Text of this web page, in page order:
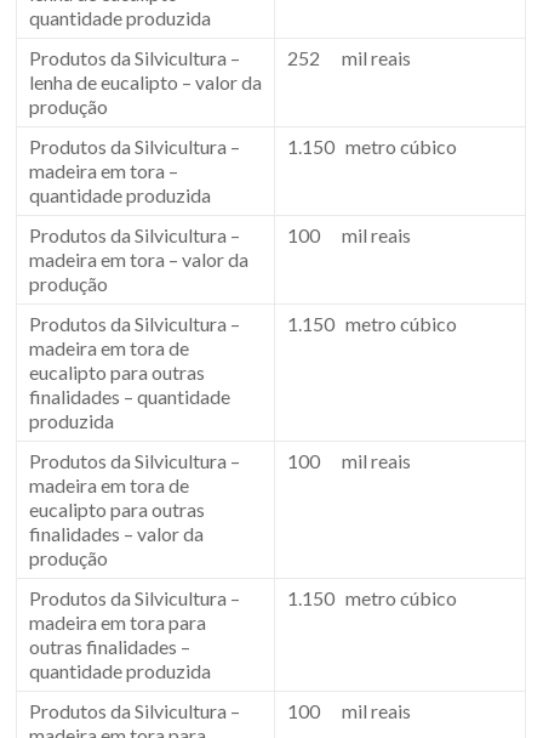
quantidade produzida
Produtos da Silvicultura –
lenha de eucalipto – valor da
produção
252 mil reais
Produtos da Silvicultura –
madeira em tora –
quantidade produzida
1.150 metro cúbico
Produtos da Silvicultura –
madeira em tora – valor da
produção
100 mil reais
Produtos da Silvicultura –
madeira em tora de
eucalipto para outras
finalidades – quantidade
produzida
1.150 metro cúbico
Produtos da Silvicultura –
madeira em tora de
eucalipto para outras
finalidades – valor da
produção
100 mil reais
Produtos da Silvicultura –
madeira em tora para
outras finalidades –
quantidade produzida
1.150 metro cúbico
Produtos da Silvicultura –
100 mil reais